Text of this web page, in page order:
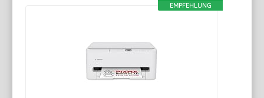
EMPFEHLUNG